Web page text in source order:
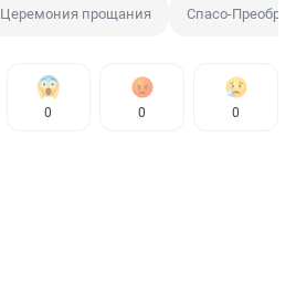
Церемония прощания Спасо-
0 0 0